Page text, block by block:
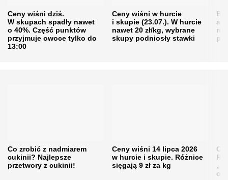
Ceny wiśni dziś.
W skupach spadły nawet
o 40%. Część punktów
przyjmuje owoce tylko do
13:00
Ceny wiśni w hurcie
i skupie (23.07.). W hurcie
nawet 20 zł/kg, wybrane
skupy podniosły stawki
Co zrobić z nadmiarem
cukinii? Najlepsze
przetwory z cukinii!
Ceny wiśni 14 lipca 2026
w hurcie i skupie. Różnice
sięgają 9 zł za kg